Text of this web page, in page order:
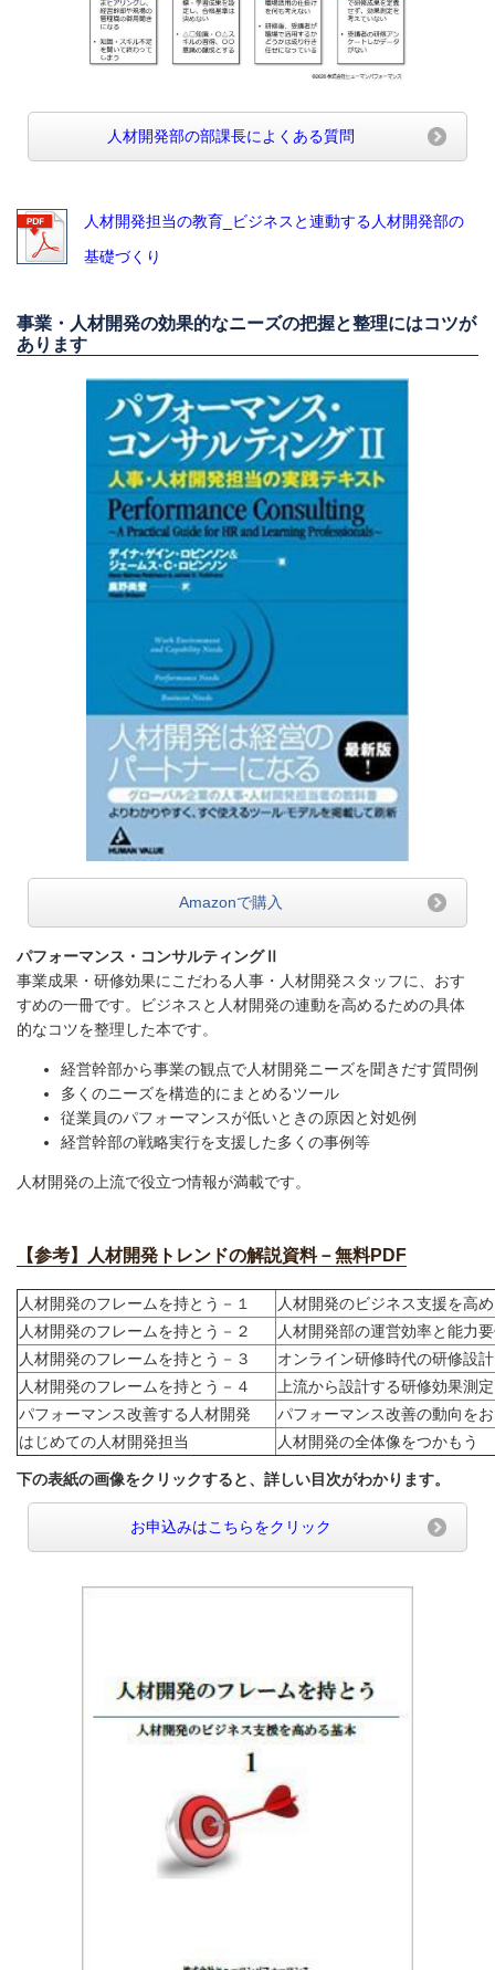
人材開発部の部課長によくある質問
人材開発担当の教育_ビジネスと連動する人材開発部の
基礎づくり
事業・人材開発の効果的なニーズの把握と整理にはコツが
あります
Amazonで購入
パフォーマンス・コンサルティングⅡ
事業成果・研修効果にこだわる人事・人材開発スタッフに、おす
すめの一冊です。ビジネスと 人材開発の連動を高めるための具体
的なコツを整理した本です。
経営幹部から事業の観点で人材開発ニーズを聞きだす質問例
多くのニーズを構造的にまとめるツール
従業員のパフォーマンスが低いときの原因と対処例
経営幹部の戦略実行を支援した多くの事例等
人材開発の上流で役立つ情報が満載です。
【参考】人材開発トレンドの解説資料－無料PDF
人材開発のフレームを持とう－１
人材開発のビジネス支援を高
人材開発のフレームを持とう－２
人材開発部の運営効率と能力
人材開発のフレームを持とう－３
オンライン研修時代の研修設
人材開発のフレームを持とう－４
上流から設計する研修効果測定
パフォーマンス改善する人材開発
パフォーマンス改善の動向を
はじめての人材開発担当
人材開発の全体像をつかもう
下の表紙の画像をクリックすると、詳しい目次がわかります。
お申込みはこちらをクリック